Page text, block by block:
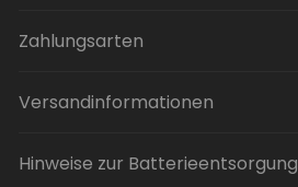
Zahlungsarten
Versandinformationen
Hinweise zur Batterieentsorgung